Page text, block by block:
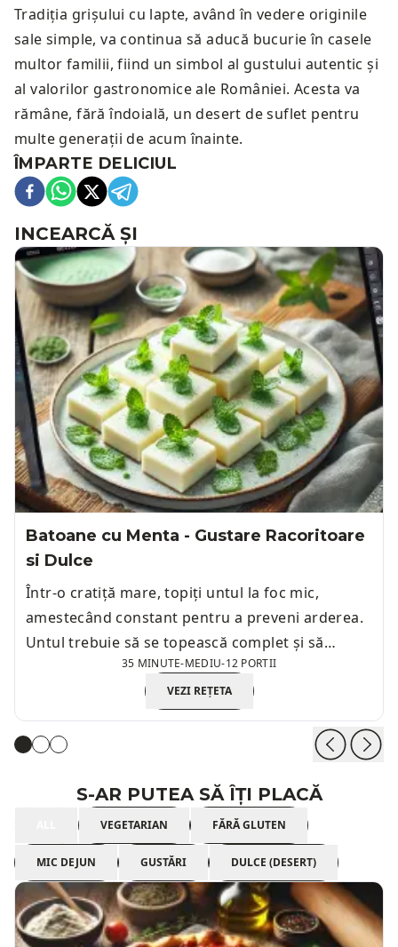
Tradiția grișului cu lapte, având în vedere originile
sale simple, va continua să aducă bucurie în casele
multor familii, fiind un simbol al gustului autentic și
al valorilor gastronomice ale României. Acesta va
rămâne, fără îndoială, un desert de suflet pentru
multe generații de acum înainte.
ÎMPARTE DELICIUL
INCEARCĂ ȘI
Batoane cu Menta - Gustare Racoritoare
si Dulce
Într-o cratiță mare, topiți untul la foc mic,
amestecând constant pentru a preveni arderea.
Untul trebuie să se topească complet și să
35 MINUTE-MEDIU-12 PORTII
VEZI REȚETA
S-AR PUTEA SĂ ÎȚI PLACĂ
VEGETARIAN FĂRĂ GLUTEN
MIC DEJUN GUSTĂRI DULCE (DESERT)